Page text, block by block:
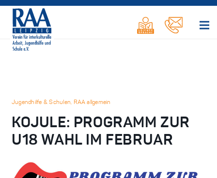
Jugendhilfe & Schulen, RAA allgemein
KOJULE: PROGRAMM ZUR
U18 WAHL IM FEBRUAR